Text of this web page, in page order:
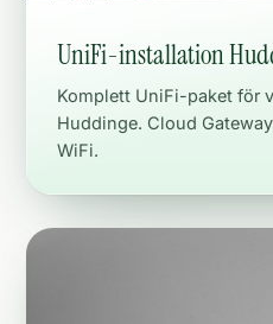
UniFi-installation
Komplett UniFi-paket för
Huddinge. Cloud
WiFi.